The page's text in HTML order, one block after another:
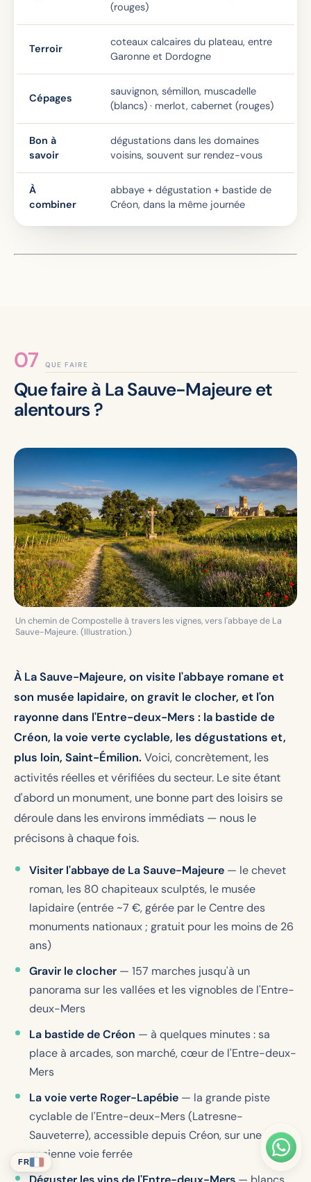
(rouges)
Terroir
coteaux calcaires du plateau, entre
Garonne et Dordogne
Cépages
sauvignon, sémillon, muscadelle
(blancs) · merlot, cabernet (rouges)
Bon à
savoir
dégustations dans les domaines
voisins, souvent sur rendez-vous
À
combiner
abbaye + dégustation + bastide de
Créon, dans la même journée
QUE FAIRE
Que faire à La Sauve-Majeure et
alentours ?
Un chemin de Compostelle à travers les vignes, vers l'abbaye de La
Sauve-Majeure. (Illustration.)
À La Sauve-Majeure, on visite l'abbaye romane et
son musée lapidaire, on gravit le clocher, et l'on
rayonne dans l'Entre-deux-Mers : la bastide de
Créon, la voie verte cyclable, les dégustations et,
plus loin, Saint-Émilion. Voici, concrètement, les
activités réelles et vérifiées du secteur. Le site étant
d'abord un monument, une bonne part des loisirs se
déroule dans les environs immédiats — nous le
précisons à chaque fois.
Visiter l'abbaye de La Sauve-Majeure — le chevet
roman, les 80 chapiteaux sculptés, le musée
lapidaire (entrée ~7 €, gérée par le Centre des
monuments nationaux ; gratuit pour les moins de 26
ans)
Gravir le clocher — 157 marches jusqu'à un
panorama sur les vallées et les vignobles de l'Entre-
deux-Mers
La bastide de Créon — à quelques minutes : sa
place à arcades, son marché, cœur de l'Entre-deux-
Mers
La voie verte Roger-Lapébie — la grande piste
cyclable de l'Entre-deux-Mers (Latresne-
Sauveterre), accessible depuis Créon, sur une
ancienne voie ferrée
FR